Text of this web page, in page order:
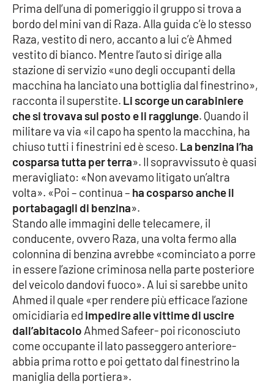
Prima dell’una di pomeriggio il gruppo si trova a
bordo del mini van di Raza. Alla guida c’è lo stesso
Raza, vestito di nero, accanto a lui c’è Ahmed
vestito di bianco. Mentre l’auto si dirige alla
stazione di servizio «uno degli occupanti della
macchina ha lanciato una bottiglia dal finestrino»,
racconta il superstite. Li scorge un carabiniere
che si trovava sul posto e li raggiunge. Quando il
militare va via «il capo ha spento la macchina, ha
chiuso tutti i finestrini ed è sceso. La benzina l’ha
cosparsa tutta per terra». Il sopravvissuto è quasi
meravigliato: «Non avevamo litigato un’altra
volta». «Poi – continua – ha cosparso anche il
portabagagli di benzina».
Stando alle immagini delle telecamere, il
conducente, ovvero Raza, una volta fermo alla
colonnina di benzina avrebbe «cominciato a porre
in essere l’azione criminosa nella parte posteriore
del veicolo dandovi fuoco». A lui si sarebbe unito
Ahmed il quale «per rendere più efficace l’azione
omicidiaria ed impedire alle vittime di uscire
dall’abitacolo Ahmed Safeer- poi riconosciuto
come occupante il lato passeggero anteriore-
abbia prima rotto e poi gettato dal finestrino la
maniglia della portiera».